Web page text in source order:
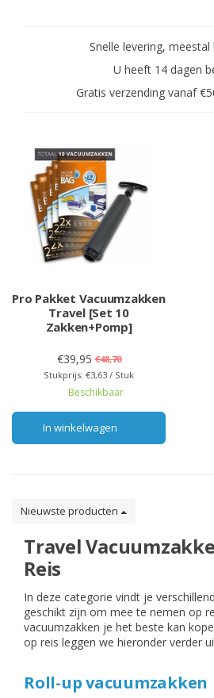
Snelle levering,
U heeft 14 dagen
Gratis verzending vanaf
Pro Pakket Vacuumzakken
Travel [Set 10
Zakken+Pomp]
€39,95 €48,70
Stukprijs: €3,63 / Stuk
Beschikbaar
In winkelwagen
Nieuwste producten
Travel
Reis
In deze categorie vindt je
geschikt zijn om mee te nemen op
vacuumzakken je het beste kan
op reis leggen we hieronder verder
Roll-up vacuumzakken